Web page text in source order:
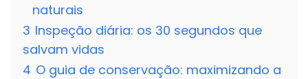
naturais
3 Inspeção diária: os 30 segundos que
salvam vidas
4 O guia de conservação: maximizando a